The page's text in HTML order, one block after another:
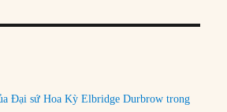
Đại sứ Hoa Kỳ Elbridge Durbrow trong